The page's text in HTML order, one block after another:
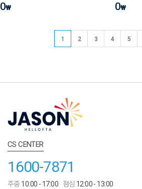
0₩ 0₩
1 2 3 4 5
CS CENTER
1600-7871
주중 10:00 - 17:00 점심 12:00 - 13:00